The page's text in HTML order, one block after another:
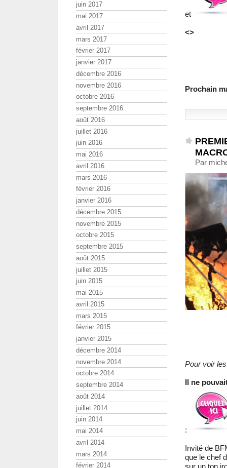
et
<>
Prochain
Par
Pour voir
Il ne
:
Invité de
que le chef
juin 2017
mai 2017
avril 2017
mars 2017
février 2017
janvier 2017
décembre 2016
novembre 2016
octobre 2016
septembre 2016
août 2016
juillet 2016
juin 2016
mai 2016
avril 2016
mars 2016
février 2016
janvier 2016
décembre 2015
novembre 2015
octobre 2015
septembre 2015
août 2015
juillet 2015
juin 2015
mai 2015
avril 2015
mars 2015
février 2015
janvier 2015
décembre 2014
novembre 2014
octobre 2014
septembre 2014
août 2014
juillet 2014
juin 2014
mai 2014
avril 2014
mars 2014
février 2014